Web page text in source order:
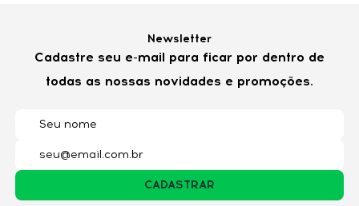
Mostrar E-mail?
ENVIAR AVALIAÇÃO
Newsletter
Cadastre seu e-mail para ficar por dentro de
todas as nossas novidades e promoções.
CADASTRAR